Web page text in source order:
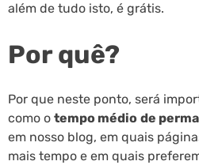
além de tudo isto, é grátis.
Por quê?
Por que neste ponto, será
como o tempo médio de
em nosso blog, em quais
mais tempo e em quais